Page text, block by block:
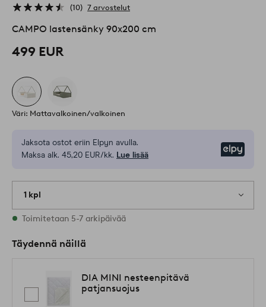
10 7 arvostelut
CAMPO lastensänky 90x200 cm
499 EUR
Väri: Mattavalkoinen/valkoinen
Jaksota ostot eriin Elpyn avulla.
Maksa alk. 45,20 EUR/kk. Lue lisää
1 kpl
Varastossa
Toimitetaan 5-7 arkipäivää
Täydennä näillä
DIA MINI nesteenpitävä
patjansuojus